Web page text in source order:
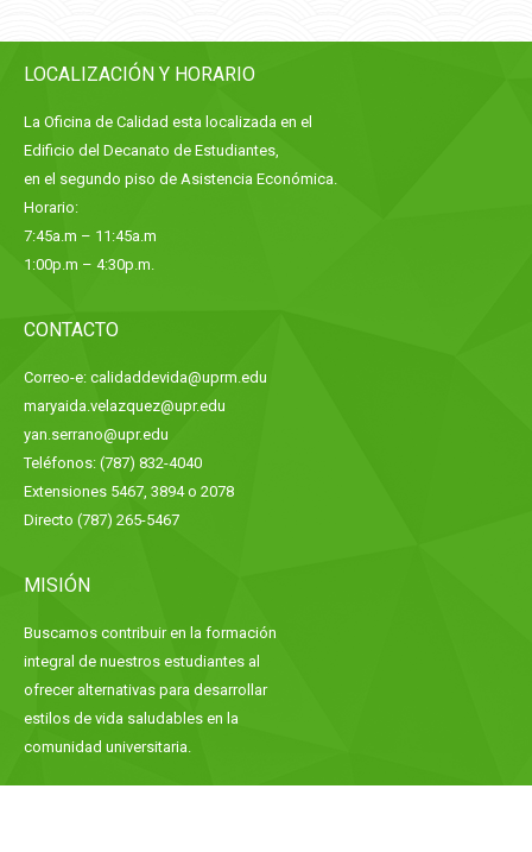
Facebook
X
PinterestLinkedIn
LOCALIZACIÓN Y HORARIO
La Oficina de Calidad esta localizada en el
Edificio del Decanato de Estudiantes,
en el segundo piso de Asistencia Económica.
Horario:
7:45a.m – 11:45a.m
1:00p.m – 4:30p.m.
CONTACTO
Correo-e: calidaddevida@uprm.edu
maryaida.velazquez@upr.edu
yan.serrano@upr.edu
Teléfonos: (787) 832-4040
Extensiones 5467, 3894 o 2078
Directo (787) 265-5467
MISIÓN
Buscamos contribuir en la formación
integral de nuestros estudiantes al
ofrecer alternativas para desarrollar
estilos de vida saludables en la
comunidad universitaria.